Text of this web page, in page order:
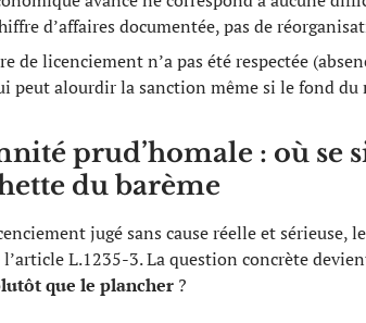
d’affaires documentée, pas de
de licenciement n’a pas été respectée
peut alourdir la sanction même si le fond
prud’homale : où se
du barème
jugé sans cause réelle et sérieuse,
L.1235-3. La question concrète
que le plancher ?